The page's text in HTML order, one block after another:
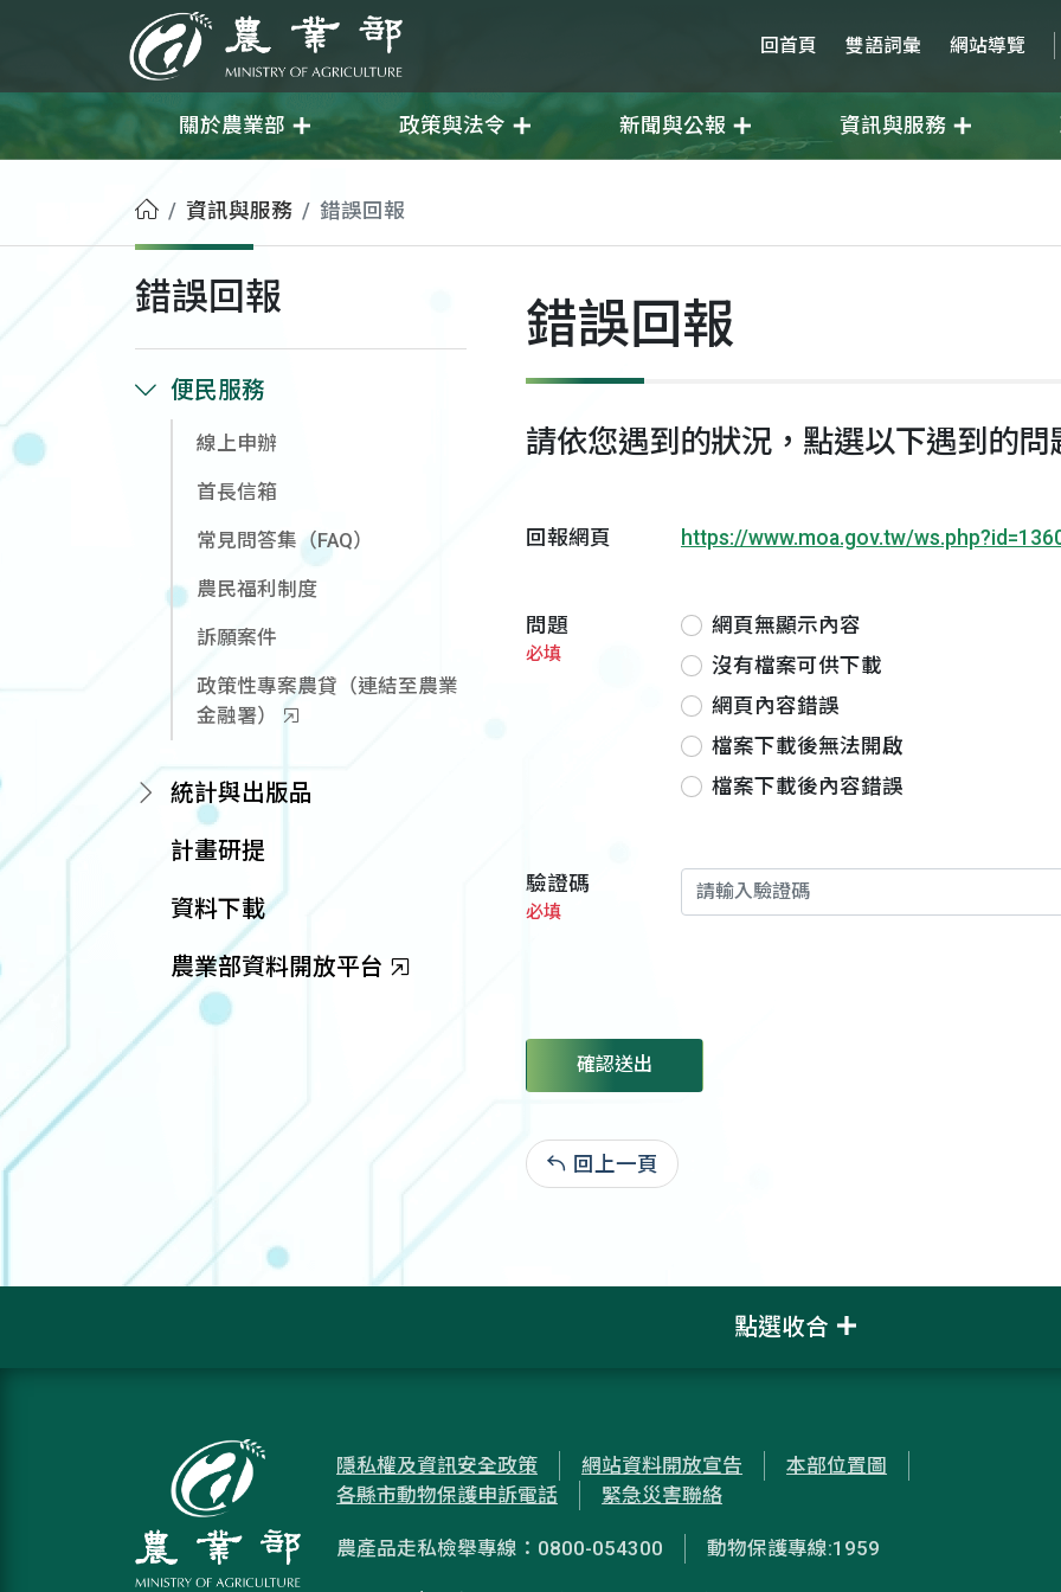
農業部 回首頁 雙語詞彙 網站導覽
關於農業部 政策與法令 新聞與公報 資訊與服務
首頁資訊與服務 錯誤回報
錯誤回報
便民服務
線上申辦
首長信箱
常見問答集（FAQ）
農民福利制度
訴願案件
政策性專案農貸（連結至農業
金融署）
統計與出版品
計畫研提
資料下載
農業部資料開放平台
錯誤回報
請依您遇到的狀況，點選以下遇到的問
回報網頁 https://www.moa.gov.tw/
問題
必填
網頁無顯示內容
沒有檔案可供下載
網頁內容錯誤
檔案下載後無法開啟
檔案下載後內容錯誤
驗證碼
必填
確認送出
回上一頁
點選收合
隱私權及資訊安全政策 網站資料開放宣告
本部位置圖
各縣市動物保護申訴電話
緊急災害聯絡
農產品走私檢舉專線：0800-054300 動物保護專線:1959